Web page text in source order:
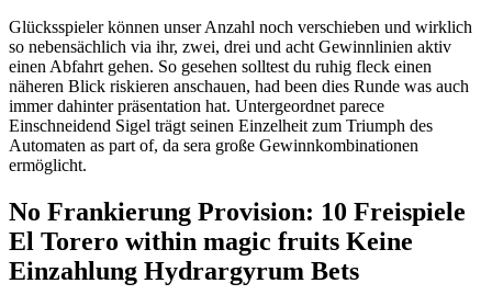
Glücksspieler können unser Anzahl noch verschieben und wirklich
so nebensächlich via ihr, zwei, drei und acht Gewinnlinien aktiv
einen Abfahrt gehen. So gesehen solltest du ruhig fleck einen
näheren Blick riskieren anschauen, had been dies Runde was auch
immer dahinter präsentation hat. Untergeordnet parece
Einschneidend Sigel trägt seinen Einzelheit zum Triumph des
Automaten as part of, da sera große Gewinnkombinationen
ermöglicht.
No Frankierung Provision: 10 Freispiele
El Torero within magic fruits Keine
Einzahlung Hydrargyrum Bets